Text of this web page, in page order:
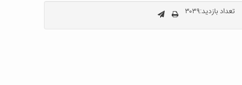
تعداد بازدید:۳۰۳۹